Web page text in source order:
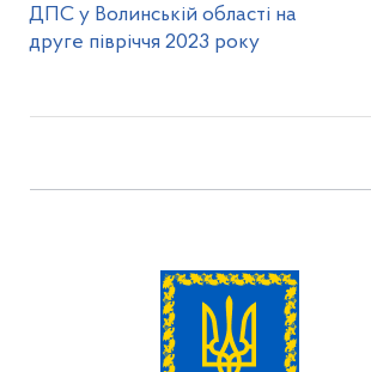
ДПС у Волинській області на
друге півріччя 2023 року